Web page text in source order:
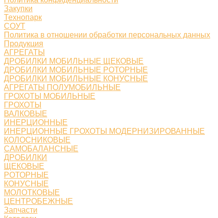
Закупки
Технопарк
СОУТ
Политика в отношении обработки персональных данных
Продукция
АГРЕГАТЫ
ДРОБИЛКИ МОБИЛЬНЫЕ ЩЕКОВЫЕ
ДРОБИЛКИ МОБИЛЬНЫЕ РОТОРНЫЕ
ДРОБИЛКИ МОБИЛЬНЫЕ КОНУСНЫЕ
АГРЕГАТЫ ПОЛУМОБИЛЬНЫЕ
ГРОХОТЫ МОБИЛЬНЫЕ
ГРОХОТЫ
ВАЛКОВЫЕ
ИНЕРЦИОННЫЕ
ИНЕРЦИОННЫЕ ГРОХОТЫ МОДЕРНИЗИРОВАННЫЕ
КОЛОСНИКОВЫЕ
САМОБАЛАНСНЫЕ
ДРОБИЛКИ
ЩЕКОВЫЕ
РОТОРНЫЕ
КОНУСНЫЕ
МОЛОТКОВЫЕ
ЦЕНТРОБЕЖНЫЕ
Запчасти